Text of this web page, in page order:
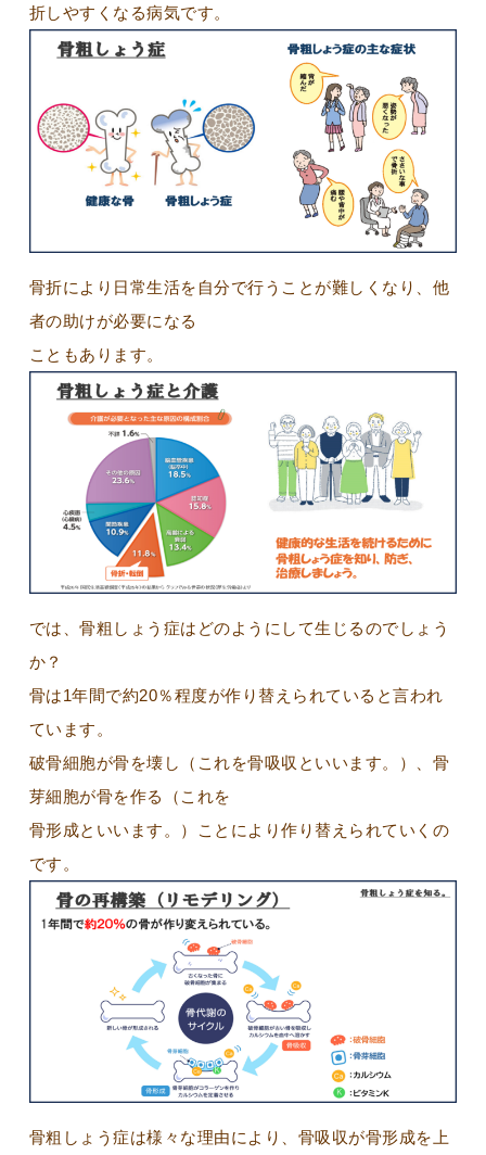
折しやすくなる病気です。
骨折により日常生活を自分で行うことが難しくなり、他
者の助けが必要になる
こともあります。
では、骨粗しょう症はどのようにして生じるのでしょう
か？
骨は1年間で約20％程度が作り替えられていると言われ
ています。
破骨細胞が骨を壊し（これを骨吸収といいます。）、骨
芽細胞が骨を作る（これを
骨形成といいます。）ことにより作り替えられていくの
です。
骨粗しょう症は様々な理由により、骨吸収が骨形成を上